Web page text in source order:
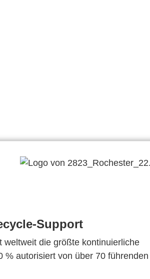
Support
weltweit die größte kontinuierliche
% autorisiert von über 70 führenden